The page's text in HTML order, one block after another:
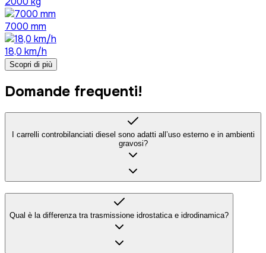
7000 mm
18,0 km/h
Scopri di più
Domande frequenti!
I carrelli controbilanciati diesel sono adatti all’uso esterno e in ambienti
gravosi?
Qual è la differenza tra trasmissione idrostatica e idrodinamica?